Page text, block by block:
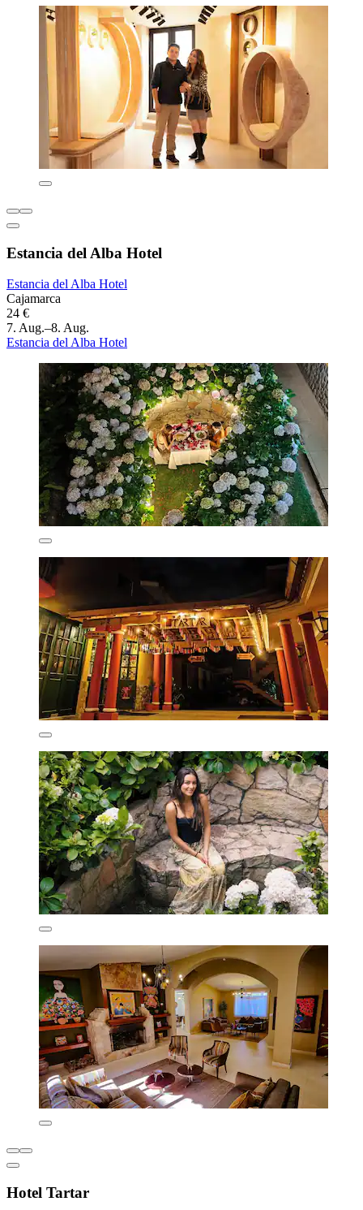
Estancia del Alba Hotel
Estancia del Alba Hotel
Cajamarca
24 €
7. Aug.–8. Aug.
Estancia del Alba Hotel
Hotel Tartar